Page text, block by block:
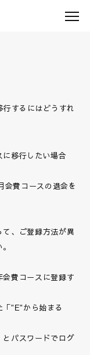
行するにはどうすれ
に移行したい場合
会費コースの退会を
、ご登録方法が異
会費コースに登録す
「"E"から始まる
とパスワードでログ